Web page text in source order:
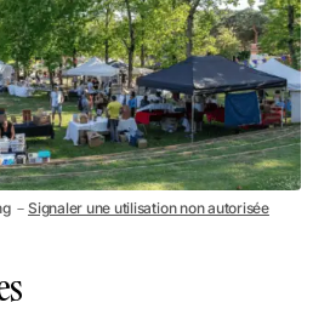
－Signaler une utilisation non autorisée